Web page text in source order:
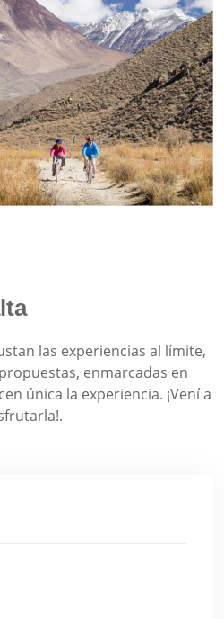
las experiencias al límite,
enmarcadas en
única la experiencia. ¡Vení a